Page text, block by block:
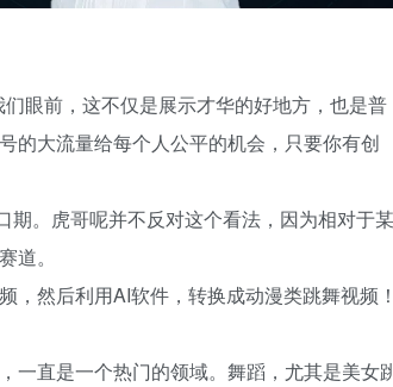
眼前，这不仅是展示才华的好地方，也是普
的大流量给每个人公平的机会，只要你有创
。虎哥呢并不反对这个看法，因为相对于某
道。
，然后利用AI软件，转换成动漫类跳舞视频
一直是一个热门的领域。舞蹈，尤其是美女